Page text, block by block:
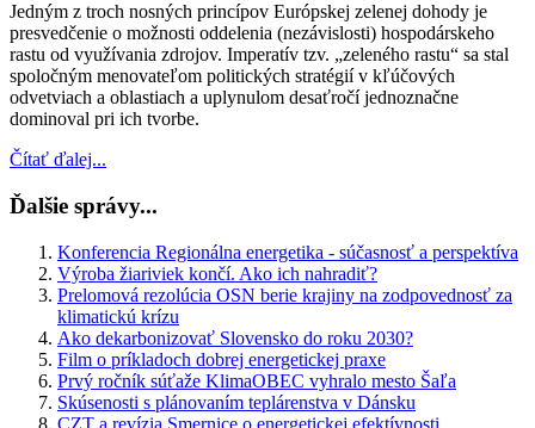
Jedným z troch nosných princípov Európskej zelenej dohody je
presvedčenie o možnosti oddelenia (nezávislosti) hospodárskeho
rastu od využívania zdrojov. Imperatív tzv. „zeleného rastu“ sa stal
spoločným menovateľom politických stratégií v kľúčových
odvetviach a oblastiach a uplynulom desaťročí jednoznačne
dominoval pri ich tvorbe.
Čítať ďalej...
Ďalšie správy...
Konferencia Regionálna energetika - súčasnosť a perspektíva
Výroba žiariviek končí. Ako ich nahradiť?
Prelomová rezolúcia OSN berie krajiny na zodpovednosť za
klimatickú krízu
Ako dekarbonizovať Slovensko do roku 2030?
Film o príkladoch dobrej energetickej praxe
Prvý ročník súťaže KlimaOBEC vyhralo mesto Šaľa
Skúsenosti s plánovaním teplárenstva v Dánsku
CZT a revízia Smernice o energetickej efektívnosti